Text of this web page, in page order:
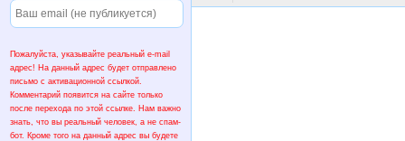
Пожалуйста, указывайте реальный e-mail
адрес! На данный адрес будет отправлено
письмо с активационной ссылкой.
Комментарий появится на сайте только
после перехода по этой ссылке. Нам важно
знать, что вы реальный человек, а не спам-
бот. Кроме того на данный адрес вы будете